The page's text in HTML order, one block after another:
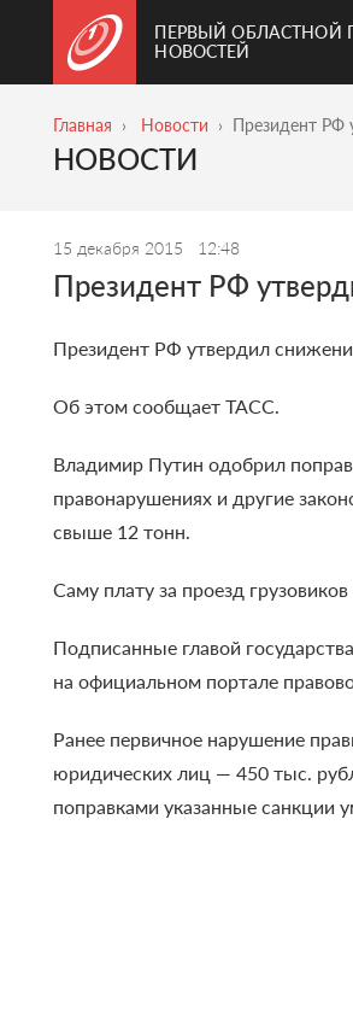
ПЕРВЫЙ ОБЛАСТНОЙ
НОВОСТЕЙ
Главная Новости Президент РФ
НОВОСТИ
15 декабря 2015 12:48
Президент РФ
Президент РФ утвердил
Об этом сообщает ТАСС.
Владимир Путин одобрил
правонарушениях и другие
свыше 12 тонн.
Саму плату за проезд
Подписанные главой
на официальном портале
Ранее первичное нарушение
юридических лиц — 450 тыс.
поправками указанные санкции